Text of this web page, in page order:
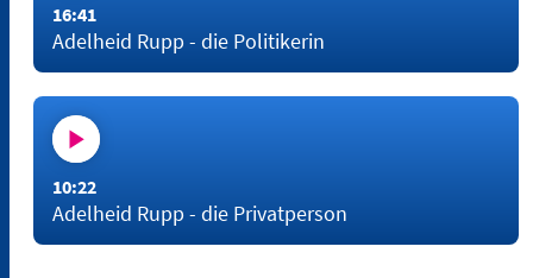
16:41
Adelheid Rupp - die Politikerin
10:22
Adelheid Rupp - die Privatperson